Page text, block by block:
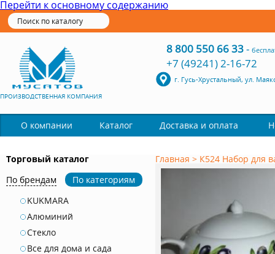
Перейти к основному содержанию
ПРОИЗВОДСТВЕННАЯ КОМПАНИЯ
8 800 550 66 33-
+7 (49241) 2-16-72
г. Гусь-Хрустальный, ул.
О компании Каталог Доставка и оплата
Торговый каталог
По брендам
По категориям
KUKMARA
Алюминий
Стекло
Все для дома и сада
Главная > К524 Набор для